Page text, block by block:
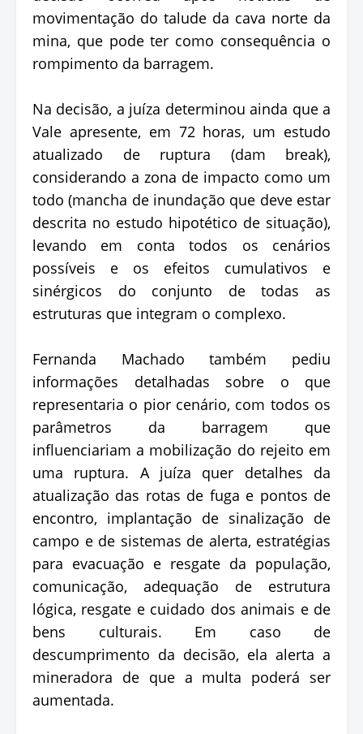
movimentação do talude da cava norte da
mina, que pode ter como consequência o
rompimento da barragem.
Na decisão, a juíza determinou ainda que a
Vale apresente, em 72 horas, um estudo
atualizado de ruptura (dam break),
considerando a zona de impacto como um
todo (mancha de inundação que deve estar
descrita no estudo hipotético de situação),
levando em conta todos os cenários
possíveis e os efeitos cumulativos e
sinérgicos do conjunto de todas as
estruturas que integram o complexo.
Fernanda Machado também pediu
informações detalhadas sobre o que
representaria o pior cenário, com todos os
parâmetros da barragem que
influenciariam a mobilização do rejeito em
uma ruptura. A juíza quer detalhes da
atualização das rotas de fuga e pontos de
encontro, implantação de sinalização de
campo e de sistemas de alerta, estratégias
para evacuação e resgate da população,
comunicação, adequação de estrutura
lógica, resgate e cuidado dos animais e de
bens culturais. Em caso de
descumprimento da decisão, ela alerta a
mineradora de que a multa poderá ser
aumentada.